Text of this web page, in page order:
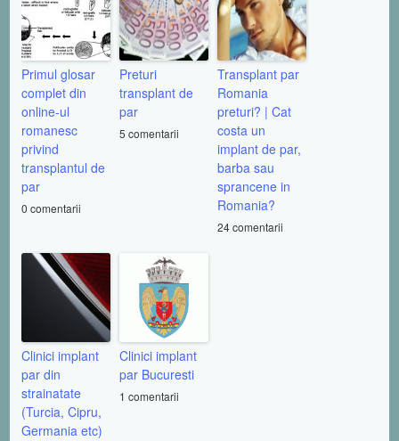
Primul glosar
complet din
online-ul
romanesc
privind
transplantul de
par
0 comentarii
Preturi
transplant de
par
5 comentarii
Transplant par
Romania
preturi? | Cat
costa un
implant de par,
barba sau
sprancene in
Romania?
24 comentarii
Clinici implant
par din
strainatate
(Turcia, Cipru,
Germania etc)
Clinici implant
par Bucuresti
1 comentarii